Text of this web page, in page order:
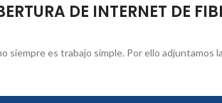
DE INTERNET DE
es trabajo simple. Por ello